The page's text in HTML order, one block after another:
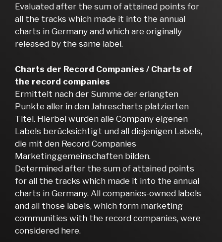
Evaluated after the sum of attained points for
all the tracks which made it into the annual
charts in Germany and which are originally
released by the same label.
Charts der Record Companies / Charts of
the record companies
Ermittelt nach der Summe der erlangten
Punkte aller in den Jahrescharts platzierten
Titel. Hierbei wurden alle Company eigenen
Labels berücksichtigt und all diejenigen Labels,
die mit den Record Companies
Marketinggemeinschaften bilden.
Determined after the sum of attained points
for all the tracks which made it into the annual
charts in Germany. All companies-owned labels
and all those labels, which form marketing
communities with the record companies, were
considered here.